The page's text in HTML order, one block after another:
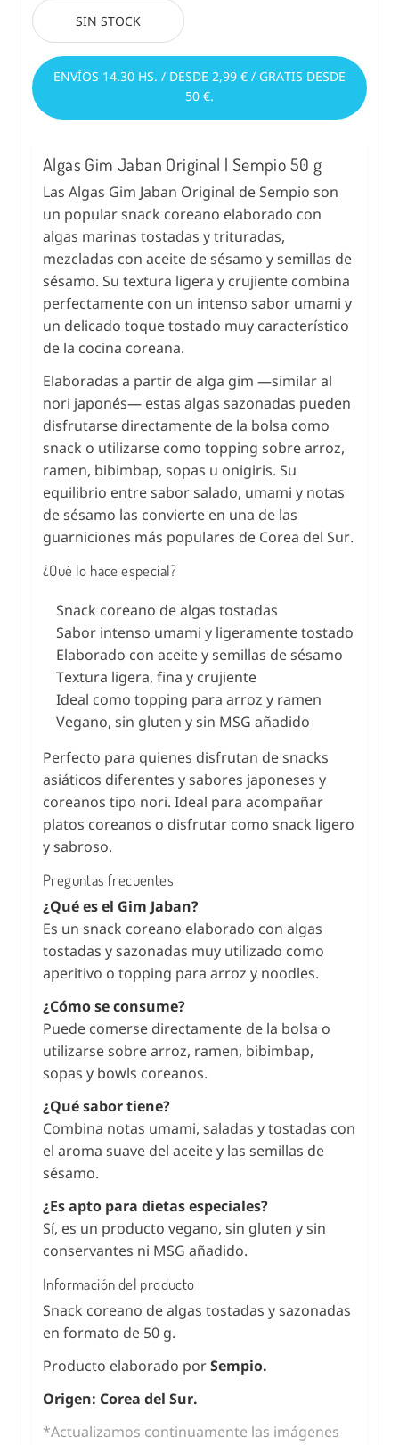
SIN STOCK
ENVÍOS 14.30 HS. / DESDE 2,99 € / GRATIS DESDE
50 €.
Algas Gim Jaban Original | Sempio 50 g
Las Algas Gim Jaban Original de Sempio son
un popular snack coreano elaborado con
algas marinas tostadas y trituradas,
mezcladas con aceite de sésamo y semillas de
sésamo. Su textura ligera y crujiente combina
perfectamente con un intenso sabor umami y
un delicado toque tostado muy característico
de la cocina coreana.
Elaboradas a partir de alga gim —similar al
nori japonés— estas algas sazonadas pueden
disfrutarse directamente de la bolsa como
snack o utilizarse como topping sobre arroz,
ramen, bibimbap, sopas u onigiris. Su
equilibrio entre sabor salado, umami y notas
de sésamo las convierte en una de las
guarniciones más populares de Corea del Sur.
¿Qué lo hace especial?
Snack coreano de algas tostadas
Sabor intenso umami y ligeramente tostado
Elaborado con aceite y semillas de sésamo
Textura ligera, fina y crujiente
Ideal como topping para arroz y ramen
Vegano, sin gluten y sin MSG añadido
Perfecto para quienes disfrutan de snacks
asiáticos diferentes y sabores japoneses y
coreanos tipo nori. Ideal para acompañar
platos coreanos o disfrutar como snack ligero
y sabroso.
Preguntas frecuentes
¿Qué es el Gim Jaban?
Es un snack coreano elaborado con algas
tostadas y sazonadas muy utilizado como
aperitivo o topping para arroz y noodles.
¿Cómo se consume?
Puede comerse directamente de la bolsa o
utilizarse sobre arroz, ramen, bibimbap,
sopas y bowls coreanos.
¿Qué sabor tiene?
Combina notas umami, saladas y tostadas con
el aroma suave del aceite y las semillas de
sésamo.
¿Es apto para dietas especiales?
Sí, es un producto vegano, sin gluten y sin
conservantes ni MSG añadido.
Información del producto
Snack coreano de algas tostadas y sazonadas
en formato de 50 g.
Producto elaborado porSempio.
Origen: Corea del Sur.
*Actualizamos continuamente las imágenes